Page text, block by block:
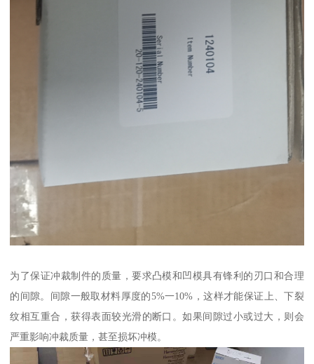
为了保证冲裁制件的质量，要求凸模和凹模具有锋利的刃口和合理
的间隙。间隙一般取材料厚度的5%一10%，这样才能保证上、下裂
纹相互重合，获得表面较光滑的断口。如果间隙过小或过大，则会
严重影响冲裁质量，甚至损坏冲模。